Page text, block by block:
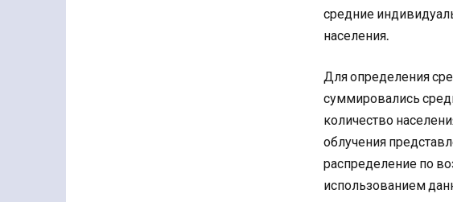
средние
населения.
Для определения
суммировались
количество
облучения
распределение по
использованием